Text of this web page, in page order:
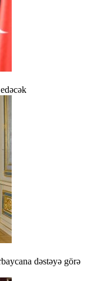
dəstəyə görə